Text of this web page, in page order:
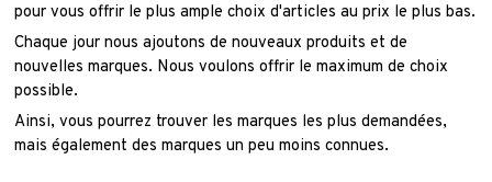
pour vous offrir le plus ample choix d'articles au prix le plus bas.
Chaque jour nous ajoutons de nouveaux produits et de
nouvelles marques. Nous voulons offrir le maximum de choix
possible.
Ainsi, vous pourrez trouver les marques les plus demandées,
mais également des marques un peu moins connues.